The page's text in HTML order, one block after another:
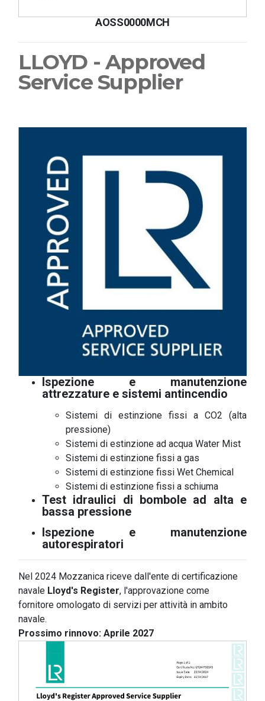
AOSS0000MCH
LLOYD - Approved
Service Supplier
Ispezione e manutenzione
attrezzature e sistemi antincendio
Sistemi di estinzione fissi a CO2 (alta
pressione)
Sistemi di estinzione ad acqua Water Mist
Sistemi di estinzione fissi a gas
Sistemi di estinzione fissi Wet Chemical
Sistemi di estinzione fissi a schiuma
Test idraulici di bombole ad alta e
bassa pressione
Ispezione e manutenzione
autorespiratori
Nel 2024 Mozzanica riceve dall'ente di certificazione
navale Lloyd's Register, l'approvazione come
fornitore omologato di servizi per attività in ambito
navale.
Prossimo rinnovo: Aprile 2027